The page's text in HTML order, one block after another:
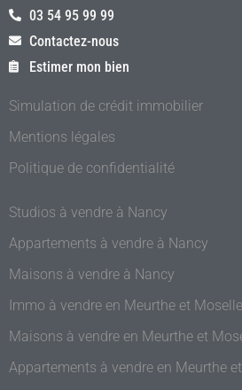
03 54 95 99 99
Contactez-nous
Estimer mon bien
Simulation de crédit immobilier
Mentions légales
Politique de confidentialité
Studios à vendre à Nancy
Appartements à vendre à Nancy
Maisons à vendre à Nancy
Immo à vendre en Meurthe et Moselle
Maisons à vendre en Meurthe et
Appartements à vendre en Meurthe